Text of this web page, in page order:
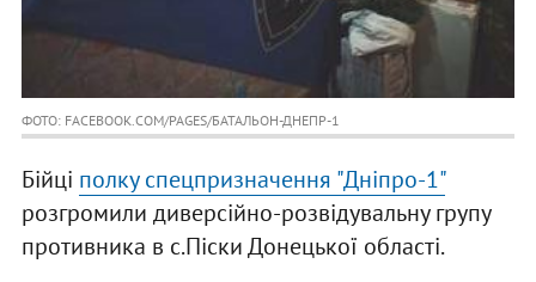
ФОТО: FACEBOOK.COM/PAGES/БАТАЛЬОН-ДНЕПР-1
Бійці полку спецпризначення "Дніпро-1"
розгромили диверсійно-розвідувальну групу
противника в с.Піски Донецької області.